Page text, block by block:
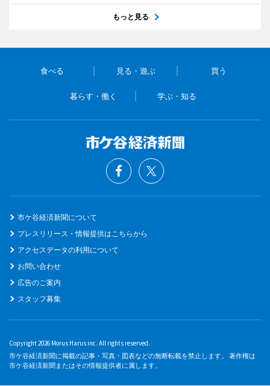
もっと見る
食べる 見る・遊ぶ 買う
暮らす・働く 学ぶ・知る
市ケ谷経済新聞について
プレスリリース・情報提供はこちらから
アクセスデータの利用について
お問い合わせ
広告のご案内
スタッフ募集
Copyright 2026 Morus Harus inc. All rights reserved.
市ケ谷経済新聞に掲載の記事・写真・図表などの無断転載を禁止します。 著作権は
市ケ谷経済新聞またはその情報提供者に属します。